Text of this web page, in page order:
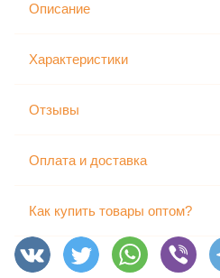
Описание
Характеристики
Отзывы
Оплата и доставка
Как купить товары оптом?